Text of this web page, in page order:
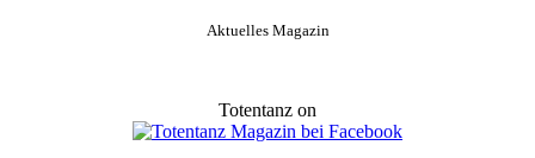
Aktuelles Magazin
Totentanz on